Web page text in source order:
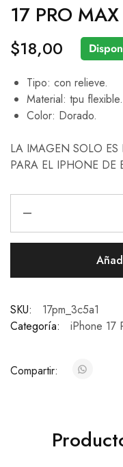
17 PRO MAX
$18,00
Tipo: con relieve.
Material: tpu flexible.
Color: Dorado.
LA IMAGEN SOLO ES
PARA EL IPHONE DE
SKU:
17pm_3c5a1
Categoría:
iPhone 17
Compartir: